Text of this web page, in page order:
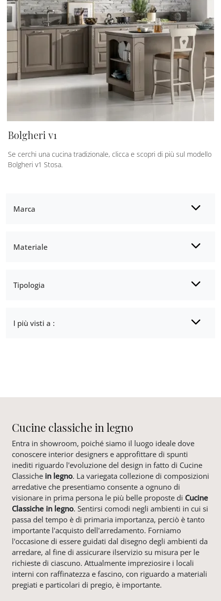
Marca
Materiale
Tipologia
I più visti a :
Bolgheri v1
Se cerchi una cucina tradizionale, clicca e scopri di più sul modello
Bolgheri v1 Stosa.
Cucine classiche in legno
Entra in showroom, poiché siamo il luogo ideale dove
conoscere interior designers e approfittare di spunti
inediti riguardo l'evoluzione del design in fatto di Cucine
Classiche in legno. La variegata collezione di composizioni
arredative che presentiamo consente a ognuno di
visionare in prima persona le più belle proposte di Cucine
Classiche in legno. Sentirsi comodi negli ambienti in cui si
passa del tempo è di primaria importanza, perciò è tanto
importante l'acquisto dell'arredamento. Forniamo
l'occasione di essere guidati dal disegno degli ambienti da
arredare, al fine di assicurare ilservizio su misura per le
richieste di ciascuno. Attualmente impreziosire i locali
interni con raffinatezza e fascino, con riguardo a materiali
pregiati e particolari di pregio, è importante.